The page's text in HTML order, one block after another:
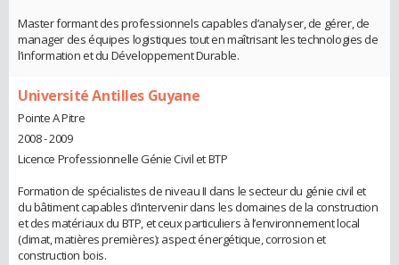
Master formant des professionnels capables d’analyser, de gérer, de
manager des équipes logistiques tout en maîtrisant les technologies de
l’information et du Développement Durable.
Université Antilles Guyane
Pointe A Pitre
2008 - 2009
Licence Professionnelle Génie Civil et BTP
Formation de spécialistes de niveau II dans le secteur du génie civil et
du bâtiment capables d’intervenir dans les domaines de la construction
et des matériaux du BTP, et ceux particuliers à l’environnement local
(climat, matières premières): aspect énergétique, corrosion et
construction bois.